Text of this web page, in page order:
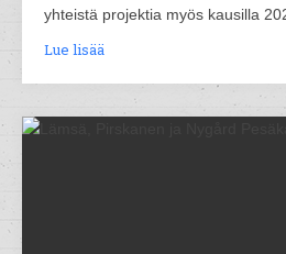
yhteistä projektia myös kausilla
Lue lisää